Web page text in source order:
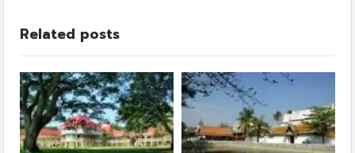
Related posts